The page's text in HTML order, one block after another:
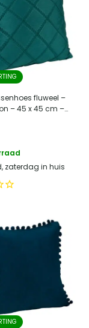
fluweel –
– 45 x 45 cm –
zaterdag in huis